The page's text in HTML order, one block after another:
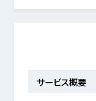
サービス概要